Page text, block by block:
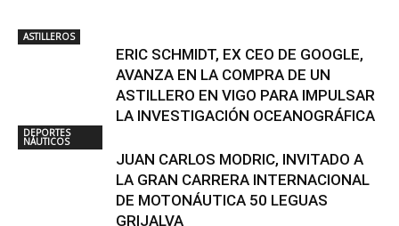
ASTILLEROS
ERIC SCHMIDT, EX CEO DE GOOGLE,
AVANZA EN LA COMPRA DE UN
ASTILLERO EN VIGO PARA IMPULSAR
LA INVESTIGACIÓN OCEANOGRÁFICA
DEPORTES
NÁUTICOS
JUAN CARLOS MODRIC, INVITADO A
LA GRAN CARRERA INTERNACIONAL
DE MOTONÁUTICA 50 LEGUAS
GRIJALVA